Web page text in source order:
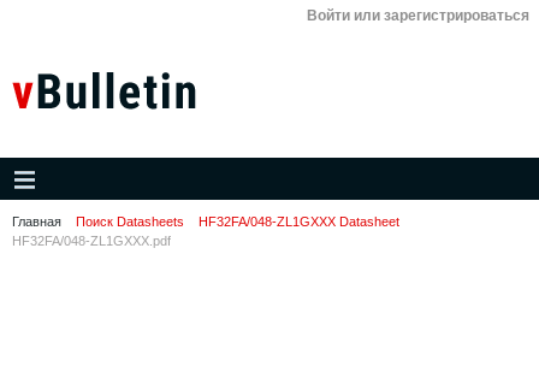
Войти или зарегистрироваться
Главная Поиск Datasheets
HF32FA/048-ZL1GXXX Datasheet
HF32FA/048-ZL1GXXX.pdf